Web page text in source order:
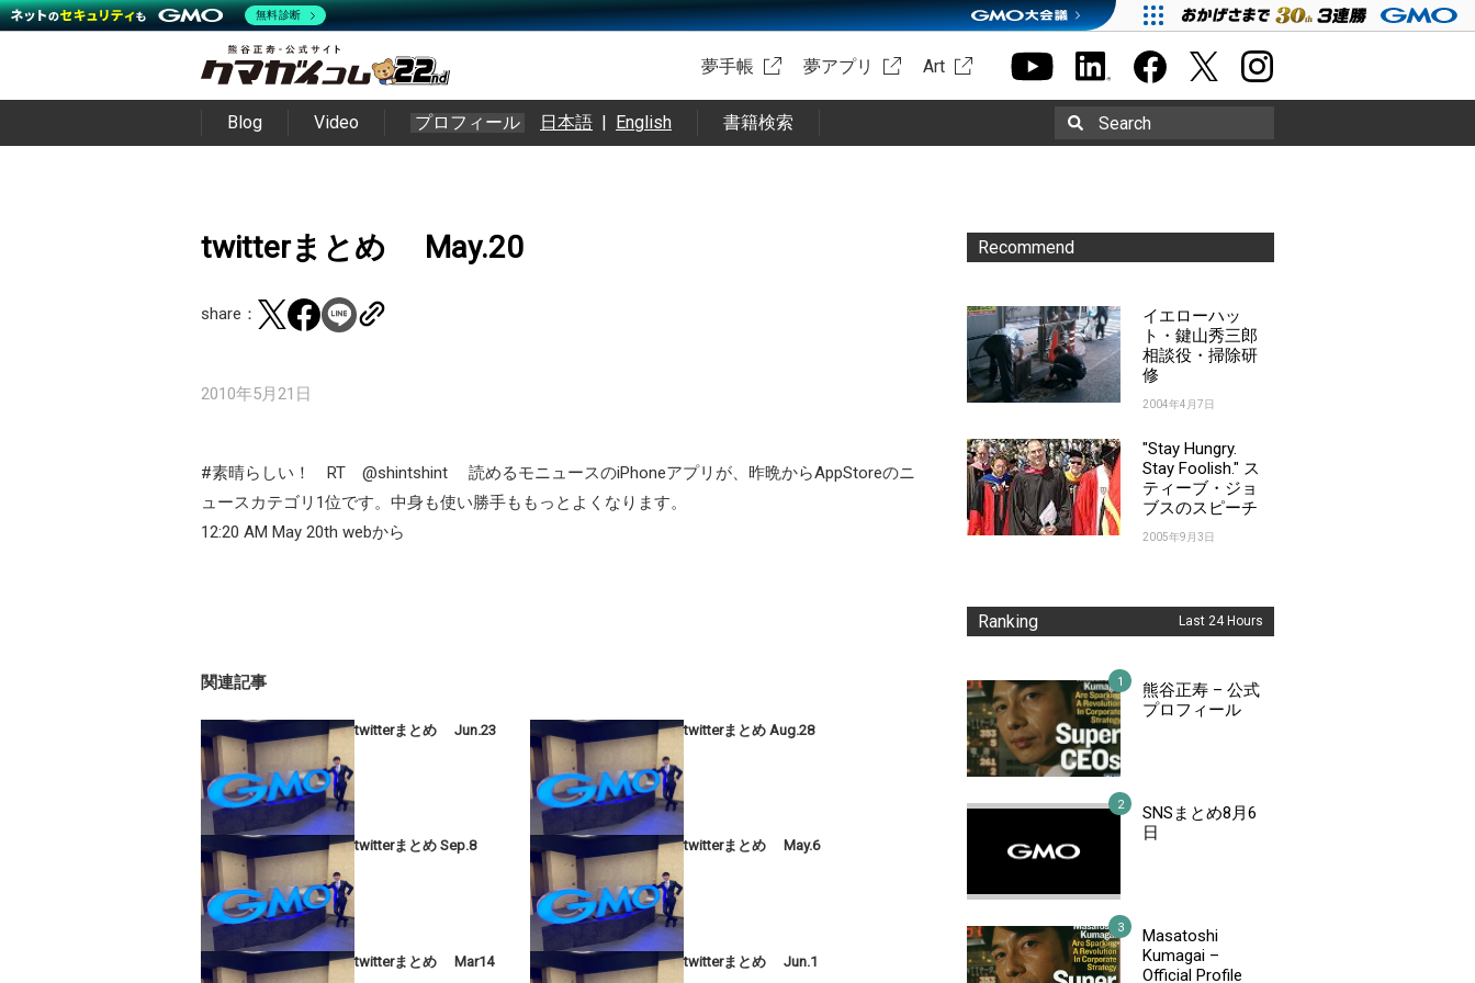
夢手帳 夢アプリ Art
Blog Video プロフィール 日本語 | English 書籍検索 Search
twitterまとめ May.20
share：
2010年5月21日
#素晴らしい！ RT @shintshint 読めるモニュースのiPhoneアプリが、昨晩からAppStoreのニ
ュースカテゴリ1位です。中身も使い勝手ももっとよくなります。
12:20 AM May 20th webから
関連記事
twitterまとめ Jun.23 twitterまとめ Aug.28
twitterまとめ Sep.8 twitterまとめ May.6
twitterまとめ Mar14 twitterまとめ Jun.1
Recommend
イエローハッ
ト・鍵山秀三郎
相談役・掃除研
修
2004年4月7日
"Stay Hungry.
Stay Foolish." ス
ティーブ・ジョ
ブスのスピーチ
2005年9月3日
Ranking Last 24 Hours
熊谷正寿 – 公式
プロフィール
SNSまとめ8月6
日
Masatoshi
Kumagai –
Official Profile
無料診断